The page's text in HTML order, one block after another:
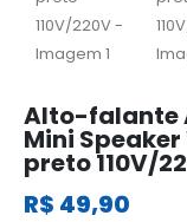
Alto-falante
Mini
preto 110V/
R$ 49,90